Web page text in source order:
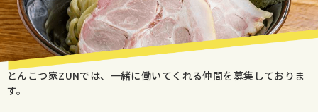
とんこつ家ZUNでは、一緒に働いてくれる仲間を募集しておりま
す。